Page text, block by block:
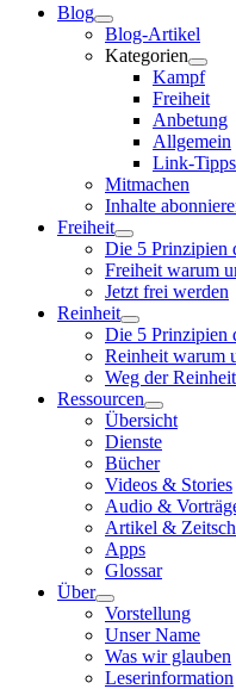
Blog
Blog-Artikel
Kategorien
Kampf
Freiheit
Anbetung
Allgemein
Link-Tipps
Mitmachen
Inhalte
Freiheit
Die 5 Prinzipien
Freiheit warum
Jetzt frei werden
Reinheit
Die 5 Prinzipien
Reinheit warum
Weg der
Ressourcen
Übersicht
Dienste
Bücher
Videos & Stories
Audio &
Artikel &
Apps
Glossar
Über
Vorstellung
Unser Name
Was wir glauben
Leser­infor­mation